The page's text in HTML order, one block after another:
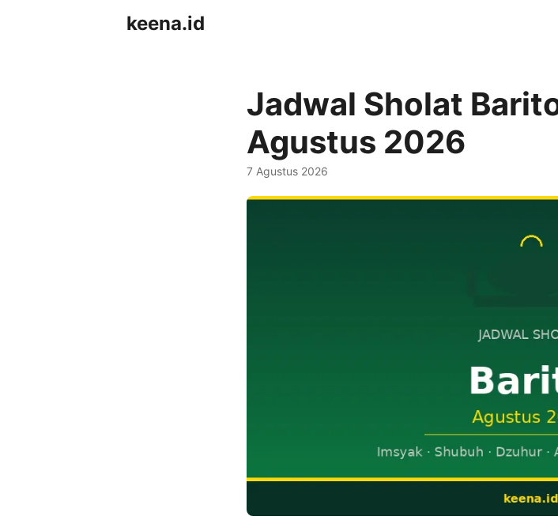
keena.id
Jadwal Sholat
Agustus 2026
7 Agustus 2026